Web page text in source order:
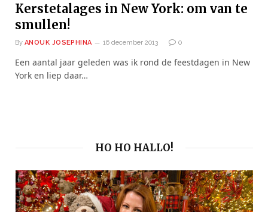
Kerstetalages in New York: om van te
smullen!
By ANOUK JOSEPHINA 16 december 2013 0
Een aantal jaar geleden was ik rond de feestdagen in New
York en liep daar…
HO HO HALLO!